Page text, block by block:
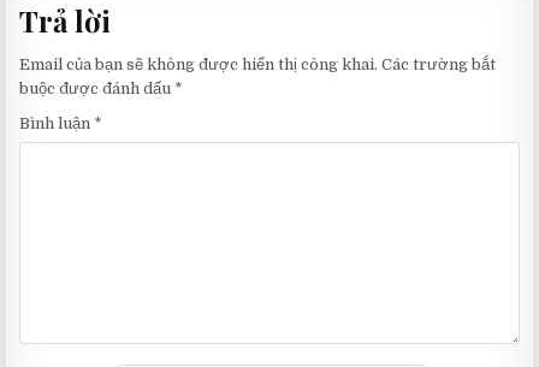
viết
Trả lời
Email của bạn sẽ không được hiển thị công khai. Các trường bắt
buộc được đánh dấu *
Bình luận *